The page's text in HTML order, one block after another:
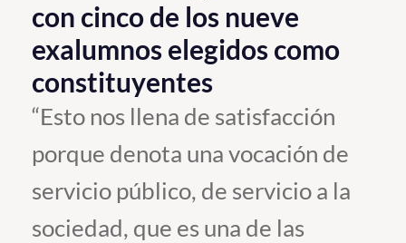
Investigación, Creación e Innovación
PUCV Internacional
Vinculación con el Medio
Postgrado
con cinco de los nueve
exalumnos elegidos como
constituyentes
“Esto nos llena de satisfacción
porque denota una vocación de
servicio público, de servicio a la
sociedad, que es una de las